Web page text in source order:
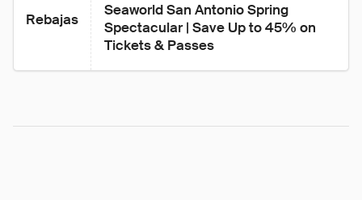
Rebajas
Seaworld San Antonio Spring
Spectacular | Save Up to 45% on
Tickets & Passes